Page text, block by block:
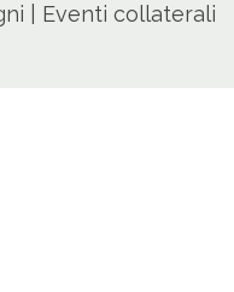
| Eventi collaterali